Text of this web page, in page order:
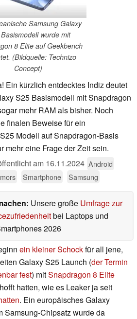
Samsung Galaxy
wurde mit
8 Elite auf Geekbench
(Bildquelle: Technizo
Concept)
Ein kürzlich entdecktes Indiz deutet
S25 Basismodell mit Snapdragon
mehr RAM als bisher. Noch
finalen Beweise für ein
Modell auf Snapdragon-Basis
mehr eine Frage der Zeit sein.
am 16.11.2024 Android
Smartphone Samsung
Unsere große Umfrage zur
bei Laptops und
2026
ein kleiner Schockfür all jene,
Galaxy S25 Launch (der Termin
fest) mitSnapdragon 8 Elite
hatten, wie es Leaker ja seit
. Ein europäisches Galaxy
Samsung-Chipsatz wurde da